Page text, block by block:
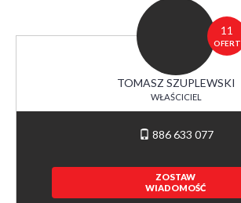
11
OFERT
TOMASZ SZUPLEWSKI
WŁAŚCICIEL
886 633 077
ZOSTAW
WIADOMOŚĆ